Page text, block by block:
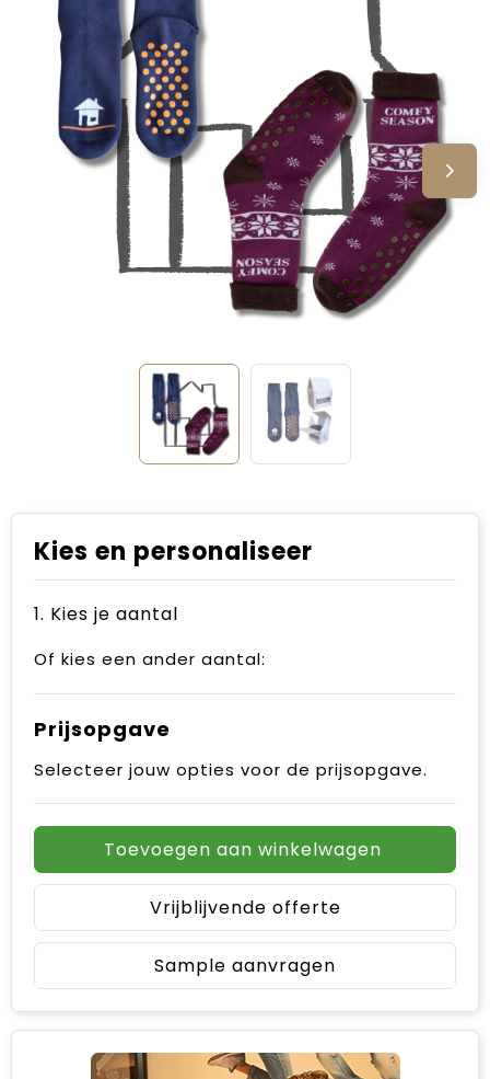
Sinterklaas
Verjaardagen
Voetbal, EK en WK
Voor de bouw
Zomergeschenken
Kies en personaliseer
1. Kies je aantal
Of kies een ander aantal:
Prijsopgave
Selecteer jouw opties voor de prijsopgave.
Toevoegen aan winkelwagen
Vrijblijvende offerte
Sample aanvragen